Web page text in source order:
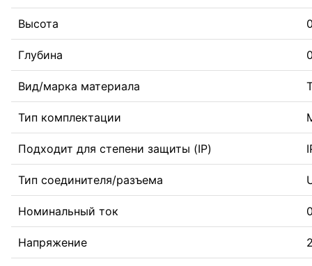
Высота
Глубина
Вид/марка материала
Тип комплектации
Подходит для степени защиты (IP)
Тип соединителя/разъема
Номинальный ток
Напряжение